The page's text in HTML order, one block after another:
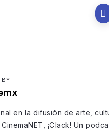
en la difusión de arte,
¡Clack! Un